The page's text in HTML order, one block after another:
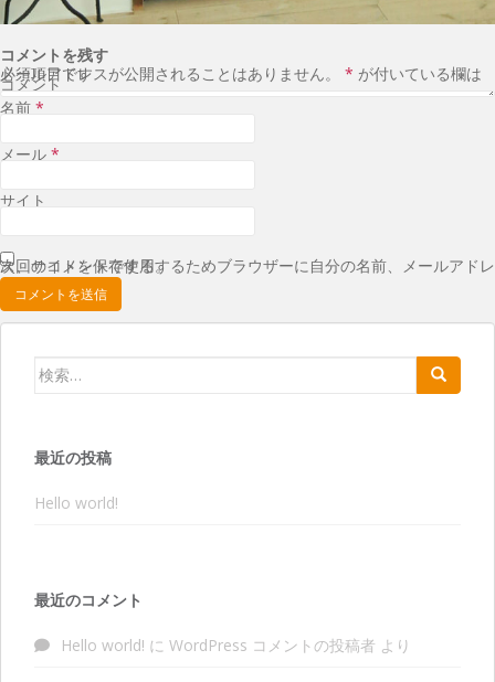
コメントを残す
メールアドレスが公開されることはありません。
*
が付いている欄は必須項目です
コメント
名前 *
メール *
サイト
次回のコメントで使用するためブラウザーに自分の名前、メールアドレス、サイトを保存する。
最近の投稿
Hello world!
最近のコメント
Hello world! に WordPress コメントの投稿者 より